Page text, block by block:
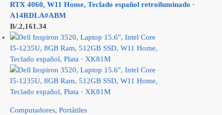
RTX 4060, W11 Home, Teclado español retroiluminado ·
A14RDLA#ABM
B/.2,161.34
Computadores, Portátiles